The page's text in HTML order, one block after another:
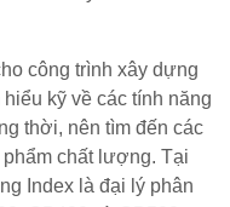
công trình xây dựng
kỹ về các tính năng
thời, nên tìm đến các
chất lượng. Tại
Index là đại lý phân